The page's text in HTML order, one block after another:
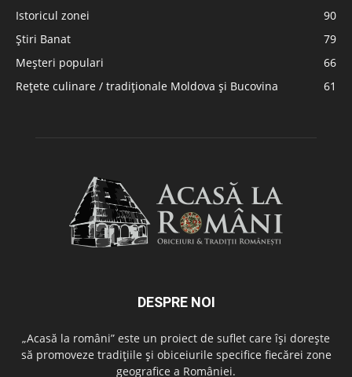
Istoricul zonei
90
Știri Banat
79
Meșteri populari
66
Rețete culinare / tradiționale Moldova și Bucovina
61
DESPRE NOI
„Acasă la români” este un proiect de suflet care își dorește
să promoveze tradițiile și obiceiurile specifice fiecărei zone
geografice a României.